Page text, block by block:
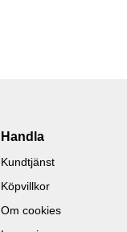
Handla
Kundtjänst
Köpvillkor
Om cookies